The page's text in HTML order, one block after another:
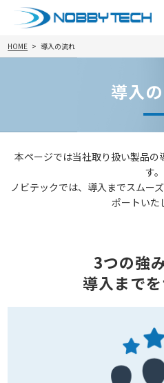
HOME 導入の流れ
導入
本ページでは当社取り扱い製品の
す。
ノビテックでは、導入までスムー
ポートいた
3つの強
導入まで